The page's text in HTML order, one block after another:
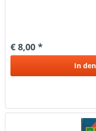
€ 8,00 *
In den